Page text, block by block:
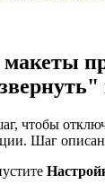
чтобы
Шаг